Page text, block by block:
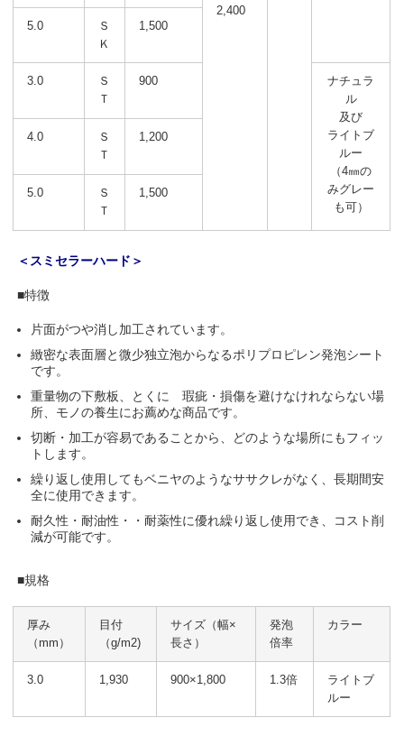
2,400
5.0
Ｓ
Ｋ
1,500
3.0
Ｓ
Ｔ
900
ナチュラ
ル
及び
ライトブ
ルー
（4㎜の
みグレー
も可）
4.0
Ｓ
Ｔ
1,200
5.0
Ｓ
Ｔ
1,500
＜スミセラーハード＞
■特徴
片面がつや消し加工されています。
緻密な表面層と微少独立泡からなるポリプロピレン発泡シート
です。
重量物の下敷板、とくに 瑕疵・損傷を避けなけれならない場
所、モノの養生にお薦めな商品です。
切断・加工が容易であることから、どのような場所にもフィッ
トします。
繰り返し使用してもベニヤのようなササクレがなく、長期間安
全に使用できます。
耐久性・耐油性・・耐薬性に優れ繰り返し使用でき、コスト削
減が可能です。
■規格
厚み
（mm）
目付
（g/m2)
サイズ（幅×
長さ）
発泡
倍率
カラー
3.0 1,930 900×1,800 1.3倍
ライトブ
ルー